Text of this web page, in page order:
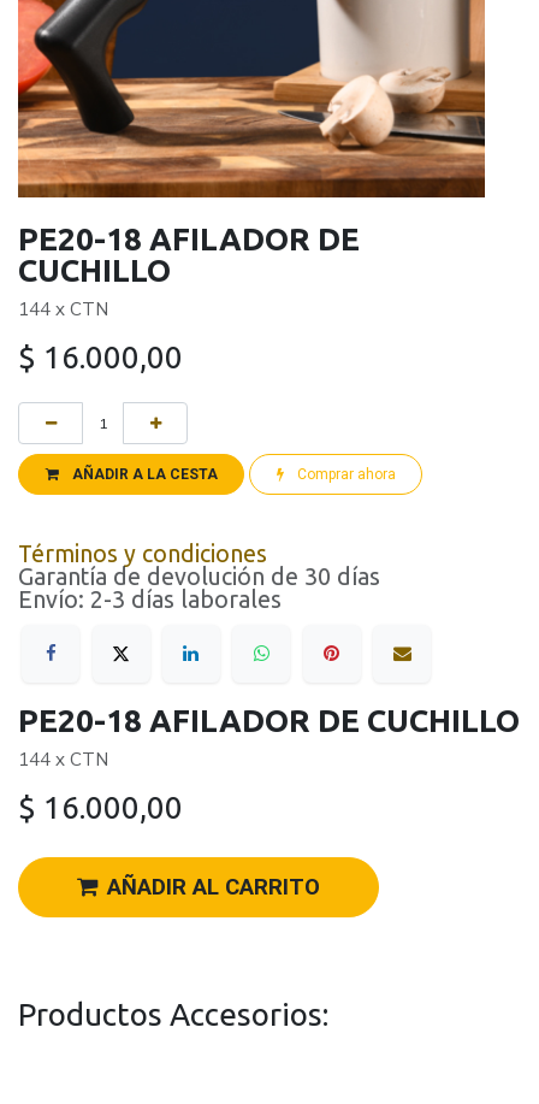
PE20-18 AFILADOR DE
CUCHILLO
144 x CTN
$ 16.000,00
AÑADIR A LA CESTA Comprar ahora
Términos y condiciones
Garantía de devolución de 30 días
Envío: 2-3 días laborales
PE20-18 AFILADOR DE CUCHILLO
144 x CTN
$ 16.000,00
AÑADIR AL CARRITO
Productos Accesorios: